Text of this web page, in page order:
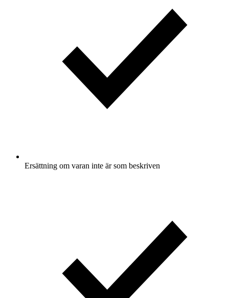
Ersättning om varan inte är som beskriven